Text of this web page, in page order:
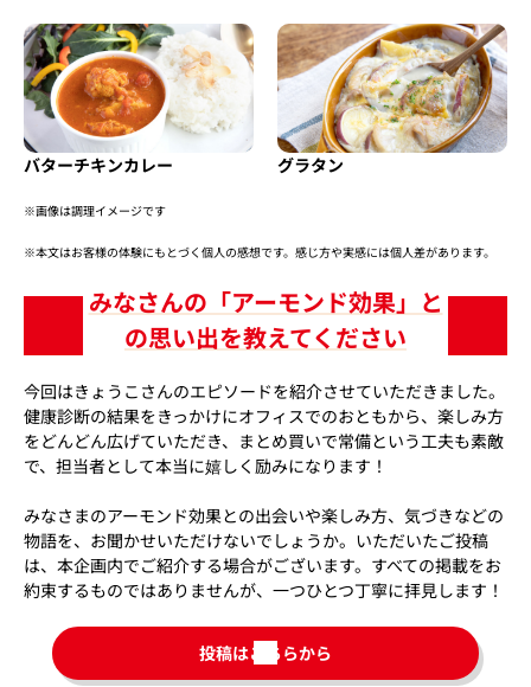
バターチキンカレー グラタン
※画像は調理イメージです
※本文はお客様の体験にもとづく個人の感想です。感じ方や実感には個人差があります。
みなさんの「アーモンド効果」と
の思い出を教えてください
今回はきょうこさんのエピソードを紹介させていただきました。
健康診断の結果をきっかけにオフィスでのおともから、楽しみ方
をどんどん広げていただき、まとめ買いで常備という工夫も素敵
で、担当者として本当に嬉しく励みになります！
みなさまのアーモンド効果との出会いや楽しみ方、気づきなどの
物語を、お聞かせいただけないでしょうか。いただいたご投稿
は、本企画内でご紹介する場合がございます。すべての掲載をお
約束するものではありませんが、一つひとつ丁寧に拝見します！
投稿はこちらから
新
規